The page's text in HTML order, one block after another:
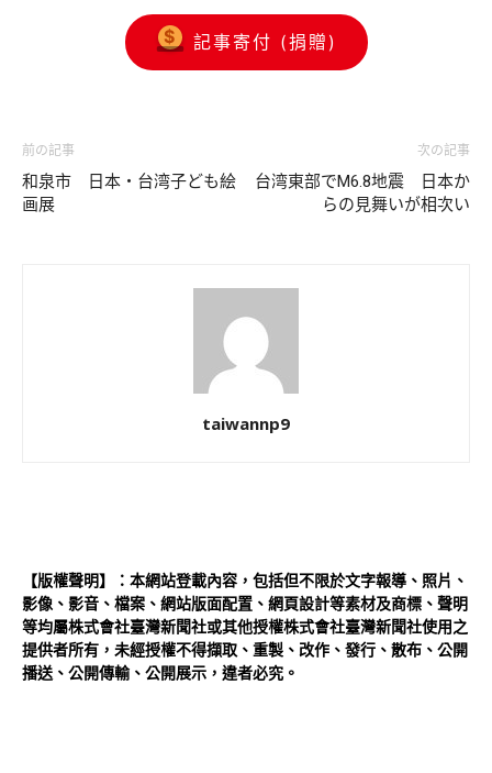
記事寄付 (捐贈)
前の記事
和泉市 日本・台湾子ども絵
画展
次の記事
台湾東部でM6.8地震 日本か
らの見舞いが相次い
taiwannp9
【版權聲明】：本網站登載內容，包括但不限於文字報導、照片、
影像、影音、檔案、網站版面配置、網頁設計等素材及商標、聲明
等均屬株式會社臺灣新聞社或其他授權株式會社臺灣新聞社使用之
提供者所有，未經授權不得擷取、重製、改作、發行、散布、公開
播送、公開傳輸、公開展示，違者必究。